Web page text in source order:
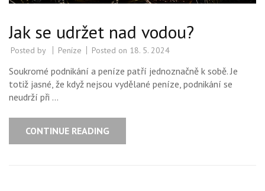
Jak se udržet nad vodou?
Posted by Peníze Posted on 18. 5. 2024
Soukromé podnikání a peníze patří jednoznačně k sobě. Je
totiž jasné, že když nejsou vydělané peníze, podnikání se
neudrží při …
CONTINUE READING